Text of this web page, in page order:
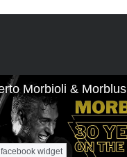
Morbioli & Morblus
widget